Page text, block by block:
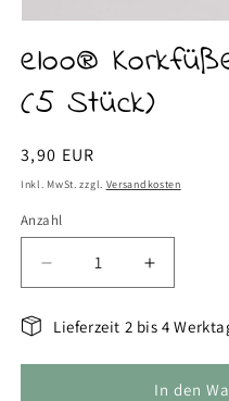
in
öffnen
eloo®
(5 Stück)
Normaler
Preis
3,90 EUR
Inkl. MwSt. zzgl. Versandkosten
Anzahl
Verringere
die
Menge
eloo®
Erhöhe
die
Menge
für
eloo®
Korkfüße
Lieferzeit 2 bis 4
In den